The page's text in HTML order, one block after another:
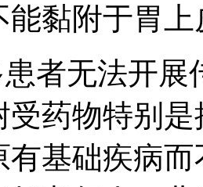
能黏附于胃
者无法开展
受药物特别
有基础疾病